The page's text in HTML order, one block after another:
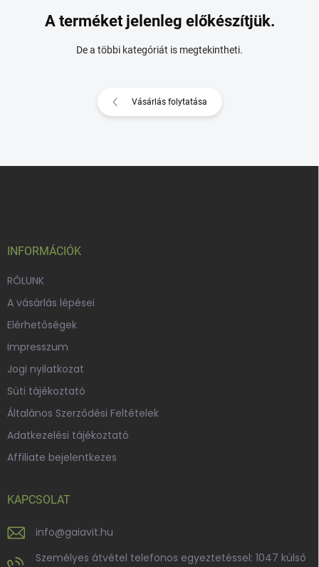
A terméket jelenleg előkészítjük.
De a többi kategóriát is megtekintheti.
Vásárlás folytatása
INFORMÁCIÓK
RÓLUNK
A vásárlás lépései
Elérhetőségek
Impresszum
Jogi nyilatkozat
Süti tájékoztató
Általános Szerződési Feltételek
Adatkezelési tájékoztató
Affiliate bejelentkezes
KAPCSOLAT
info@gaiavit.hu
Személyes átvétel telefonos egyeztetéssel: 1047 külső